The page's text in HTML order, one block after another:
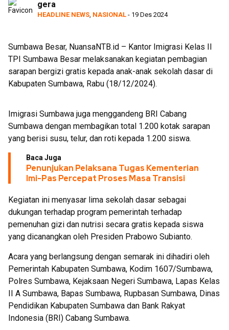
gera
HEADLINE NEWS NASIONAL - 19 Des 2024
Sumbawa Besar, NuansaNTB.id – Kantor Imigrasi Kelas II
TPI Sumbawa Besar melaksanakan kegiatan pembagian
sarapan bergizi gratis kepada anak-anak sekolah dasar di
Kabupaten Sumbawa, Rabu (18/12/2024).
Imigrasi Sumbawa juga menggandeng BRI Cabang
Sumbawa dengan membagikan total 1.200 kotak sarapan
yang berisi susu, telur, dan roti kepada 1.200 siswa.
Baca Juga
Penunjukan Pelaksana Tugas Kementerian
Imi-Pas Percepat Proses Masa Transisi
Kegiatan ini menyasar lima sekolah dasar sebagai
dukungan terhadap program pemerintah terhadap
pemenuhan gizi dan nutrisi secara gratis kepada siswa
yang dicanangkan oleh Presiden Prabowo Subianto.
Acara yang berlangsung dengan semarak ini dihadiri oleh
Pemerintah Kabupaten Sumbawa, Kodim 1607/Sumbawa,
Polres Sumbawa, Kejaksaan Negeri Sumbawa, Lapas Kelas
II A Sumbawa, Bapas Sumbawa, Rupbasan Sumbawa, Dinas
Pendidikan Kabupaten Sumbawa dan Bank Rakyat
Indonesia (BRI) Cabang Sumbawa.